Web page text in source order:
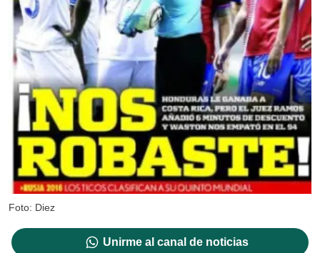
Foto: Diez
Unirme al canal de noticias